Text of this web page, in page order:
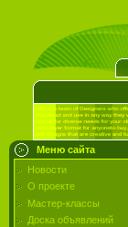
Меню сайта
Новости
О проекте
Мастер-классы
Доска объявлений